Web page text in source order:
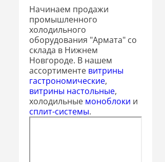
Начинаем продажи
промышленного
холодильного
оборудования "Армата" со
склада в Нижнем
Новгороде. В нашем
ассортименте витрины
гастрономические,
витрины настольные,
холодильные моноблоки и
сплит-системы.